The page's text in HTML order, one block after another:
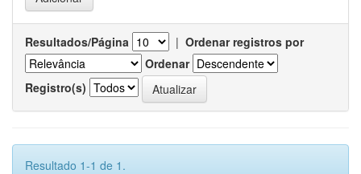
Resultados/Página | Ordenar registros por
Ordenar
Registro(s)
Resultado 1-1 de 1.